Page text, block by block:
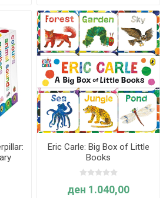
Eric Carle: Big Box of Little
Books
ден 1.040,00